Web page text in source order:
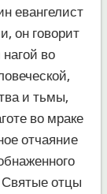
евангелист
он говорит
во
и тьмы,
во мраке
отчаяние
Святые отцы